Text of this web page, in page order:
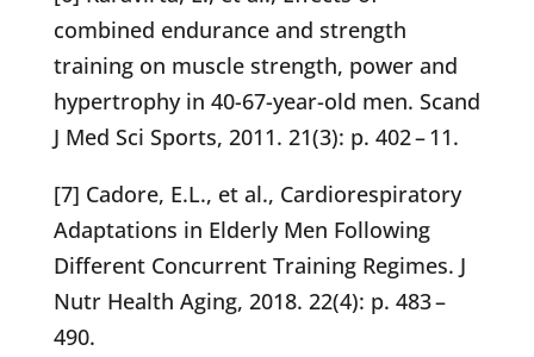
combined endurance and strength
training on muscle strength, power and
hypertrophy in 40-67-year-old men. Scand
J Med Sci Sports, 2011. 21(3): p. 402 – 11.
[7] Cadore, E.L., et al., Cardiorespiratory
Adaptations in Elderly Men Following
Different Concurrent Training Regimes. J
Nutr Health Aging, 2018. 22(4): p. 483 –
490.